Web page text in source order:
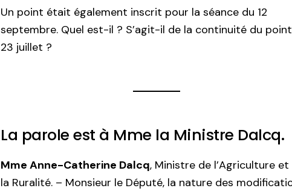
Un point était également inscrit pour la séance du 12
septembre. Quel est-il ? S’agit-il de la continuité du
23 juillet ?
La parole est à Mme la Ministre Dalcq.
Mme Anne-Catherine Dalcq, Ministre de l’Agriculture et
la Ruralité. – Monsieur le Député, la nature des